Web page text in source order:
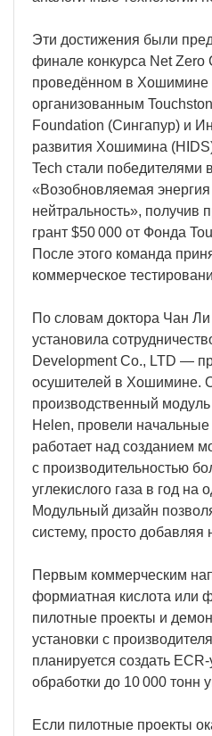
Эти достижения были
финале конкурса Net Zero
проведённом в Хошимине
организованным
Foundation (Сингапур) и
развития Хошимина
Tech стали победителями
«Возобновляемая энергия
нейтральность», получив
грант $50 000 от Фонда
После этого команда
коммерческое
По словам доктора Чан
установила
Development Co., LTD —
осушителей в Хошимине.
производственный
Helen, провели
работает над созданием
с производительностью
углекислого газа в год на
Модульный дизайн
систему, просто
Первым коммерческим
формиатная кислота или
пилотные проекты и
установки с
планируется создать
обработки до 10 000 тонн
Если пилотные проекты